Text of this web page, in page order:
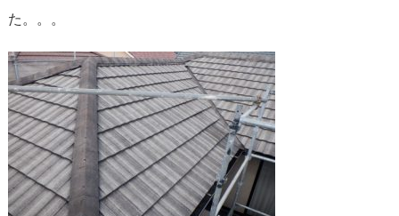
た。。。